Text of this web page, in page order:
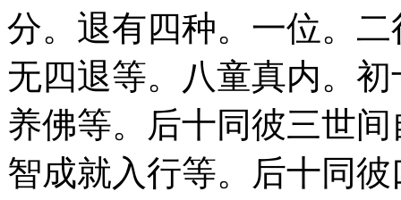
分。退有四种。一位。
无四退等。八童真内。
养佛等。后十同彼三世
智成就入行等。后十同